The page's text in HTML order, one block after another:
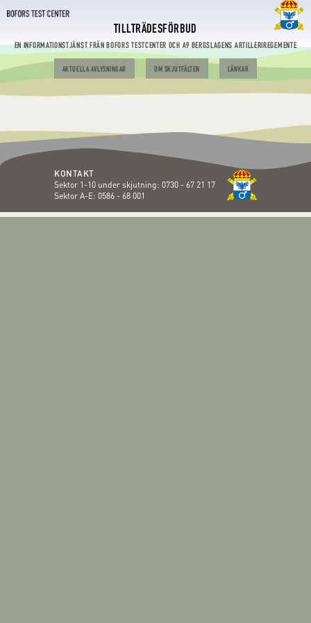
TILLTRÄDESFÖRBUD
EN INFORMATIONSTJÄNST FRÅN BOFORS TESTCENTER OCH A9 BERGSLAGENS ARTILLERIREGEMENTE
AKTUELLA AVLYSNINGAR OM SKJUTFÄLTEN LÄNKAR
KONTAKT
Sektor 1-10 under skjutning: 0730 - 67 21 17
Sektor A-E: 0586 - 68 001